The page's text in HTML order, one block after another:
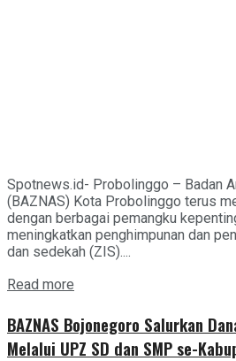
Spotnews.id- Probolinggo – Badan
(BAZNAS) Kota Probolinggo terus
dengan berbagai pemangku
meningkatkan penghimpunan dan
dan sedekah (ZIS)....
Read more
BAZNAS Bojonegoro Salurkan
Melalui UPZ SD dan SMP se-